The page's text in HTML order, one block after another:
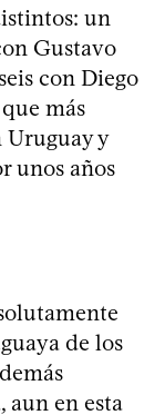
un
Gustavo
con Diego
más
Uruguay y
unos años
de los
aun en esta